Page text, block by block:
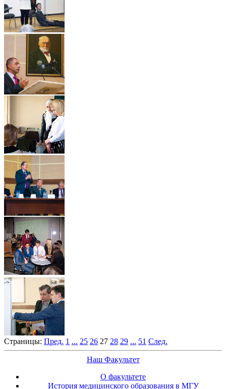
Страницы: Пред. 1 ... 25 26 27 28 29 ... 51 След.
Наш Факультет
О факультете
История медицинского образования в МГУ